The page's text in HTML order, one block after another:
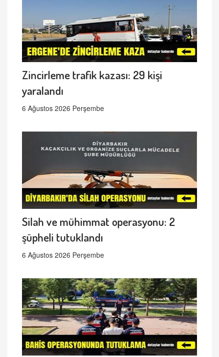
Zincirleme trafik kazası: 29 kişi
yaralandı
6 Ağustos 2026 Perşembe
Silah ve mühimmat operasyonu: 2
şüpheli tutuklandı
6 Ağustos 2026 Perşembe